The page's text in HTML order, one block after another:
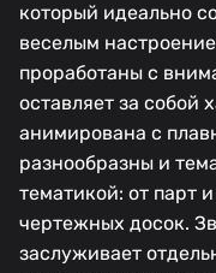
который идеально
веселым
проработаны с
оставляет за собой
анимирована с
разнообразны и
тематикой: от парт
чертежных досок.
заслуживает